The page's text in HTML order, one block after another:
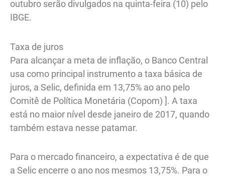
outubro serão divulgados na quinta-feira (10) pelo
IBGE.
Taxa de juros
Para alcançar a meta de inflação, o Banco Central
usa como principal instrumento a taxa básica de
juros, a Selic, definida em 13,75% ao ano pelo
Comitê de Política Monetária (Copom) ]. A taxa
está no maior nível desde janeiro de 2017, quando
também estava nesse patamar.
Para o mercado financeiro, a expectativa é de que
a Selic encerre o ano nos mesmos 13,75%. Para o